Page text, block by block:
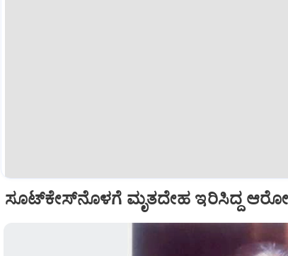
ಸೂಟ್‌ಕೇಸ್‌ನೊಳಗೆ ಮೃತದೇಹ ಇರಿಸಿದ್ದ